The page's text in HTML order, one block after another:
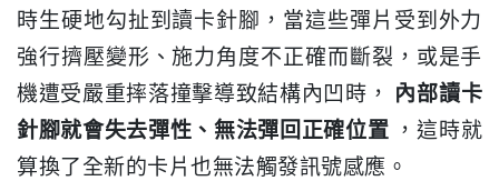
時生硬地勾扯到讀卡針腳，當這些彈片受到外力
強行擠壓變形、施力角度不正確而斷裂，或是手
機遭受嚴重摔落撞擊導致結構內凹時，
內部讀卡
針腳就會失去彈性、無法彈回正確位置 ，這時就
算換了全新的卡片也無法觸發訊號感應。